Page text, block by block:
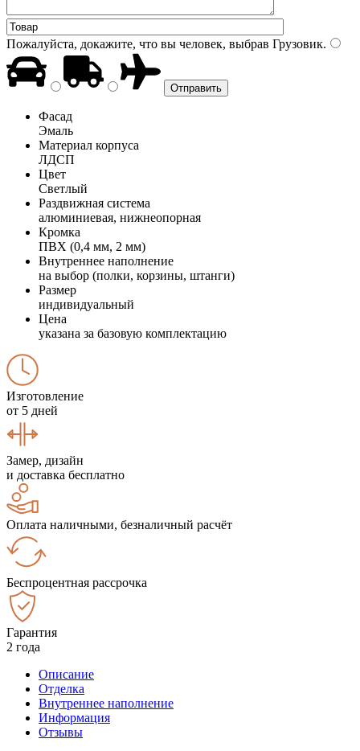
Пожалуйста, докажите, что вы человек, выбрав Грузовик.
Фасад
Эмаль
Материал корпуса
ЛДСП
Цвет
Светлый
Раздвижная система
алюминиевая, нижнеопорная
Кромка
ПВХ (0,4 мм, 2 мм)
Внутреннее наполнение
на выбор (полки, корзины, штанги)
Размер
индивидуальный
Цена
указана за базовую комплектацию
Изготовление
от 5 дней
Замер, дизайн
и доставка бесплатно
Оплата наличными, безналичный расчёт
Беспроцентная рассрочка
Гарантия
2 года
Описание
Отделка
Внутреннее наполнение
Информация
Отзывы